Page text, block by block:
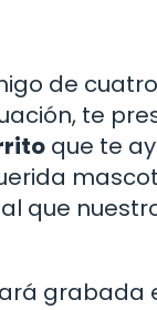
de
te
que te
que